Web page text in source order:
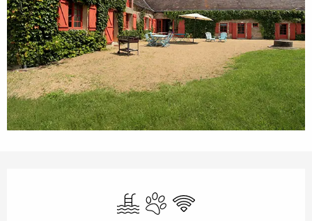
Schwimmbad
Tiere erlaubt
Wi-Fi